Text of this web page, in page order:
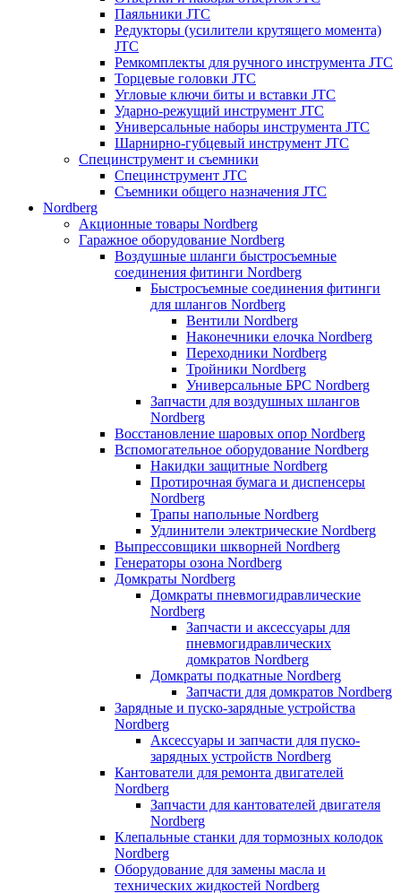
Паяльники JTC
Редукторы (усилители крутящего момента)
JTC
Ремкомплекты для ручного инструмента JTC
Торцевые головки JTC
Угловые ключи биты и вставки JTC
Ударно-режущий инструмент JTC
Универсальные наборы инструмента JTC
Шарнирно-губцевый инструмент JTC
Специнструмент и съемники
Специнструмент JTC
Съемники общего назначения JTC
Nordberg
Акционные товары Nordberg
Гаражное оборудование Nordberg
Воздушные шланги быстросъемные
соединения фитинги Nordberg
Быстросъемные соединения фитинги
для шлангов Nordberg
Вентили Nordberg
Наконечники елочка Nordberg
Переходники Nordberg
Тройники Nordberg
Универсальные БРС Nordberg
Запчасти для воздушных шлангов
Nordberg
Восстановление шаровых опор Nordberg
Вспомогательное оборудование Nordberg
Накидки защитные Nordberg
Протирочная бумага и диспенсеры
Nordberg
Трапы напольные Nordberg
Удлинители электрические Nordberg
Выпрессовщики шкворней Nordberg
Генераторы озона Nordberg
Домкраты Nordberg
Домкраты пневмогидравлические
Nordberg
Запчасти и аксессуары для
пневмогидравлических
домкратов Nordberg
Домкраты подкатные Nordberg
Запчасти для домкратов Nordberg
Зарядные и пуско-зарядные устройства
Nordberg
Аксессуары и запчасти для пуско-
зарядных устройств Nordberg
Кантователи для ремонта двигателей
Nordberg
Запчасти для кантователей двигателя
Nordberg
Клепальные станки для тормозных колодок
Nordberg
Оборудование для замены масла и
технических жидкостей Nordberg